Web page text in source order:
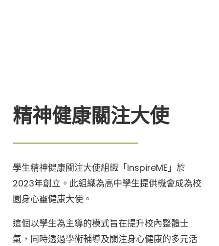
精神健康關注大使
學生精神健康關注大使組織「InspireME」於
2023年創立。此組織為高中學生提供機會成為校
園身心靈健康大使。
這個以學生為主導的模式旨在提升校內整體士
氣，同時透過學術輔導及關注身心健康的多元活